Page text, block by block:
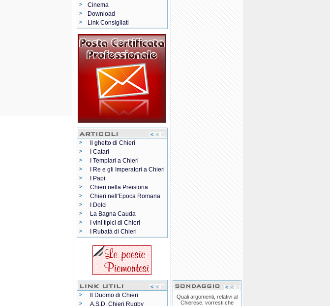
Cinema
Download
Link Consigliati
Il ghetto di Chieri
I Catari
I Templari a Chieri
I Re e gli Imperatori a Chieri
I Papi
Chieri nella Preistoria
Chieri nell'Epoca Romana
I Dolci
La Bagna Cauda
I vini tipici di Chieri
I Rubatà di Chieri
Il Duomo di Chieri
A.S.D. Chieri Rugby
Quali argomenti, relativi al
Chierese, vorresti che